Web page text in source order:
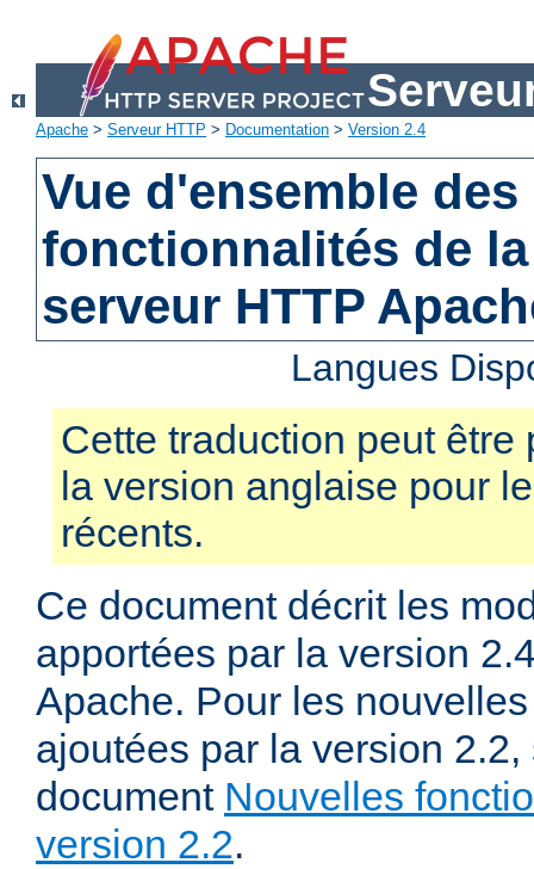
Apache > Serveur HTTP > Documentation > Version 2.4
Vue d'ensemble
fonctionnalités de
serveur HTTP
Langues
Cette traduction peut être
la version anglaise pour
récents.
Ce document décrit les
apportées par la version
Apache. Pour les
ajoutées par la version 2.2,
document Nouvelles
version 2.2.